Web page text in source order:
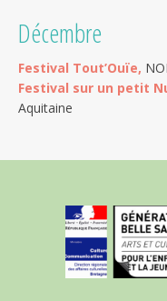
Décembre
Festival Tout’Ouïe,
Festival sur un petit
Aquitaine